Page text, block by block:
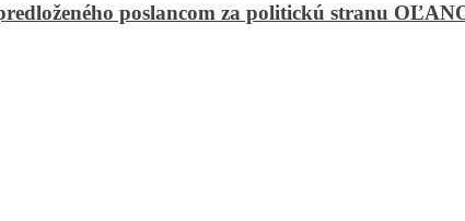
poslancom za politickú stranu